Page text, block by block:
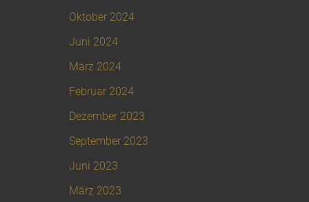
Oktober 2024
Juni 2024
März 2024
Februar 2024
Dezember 2023
September 2023
Juni 2023
März 2023